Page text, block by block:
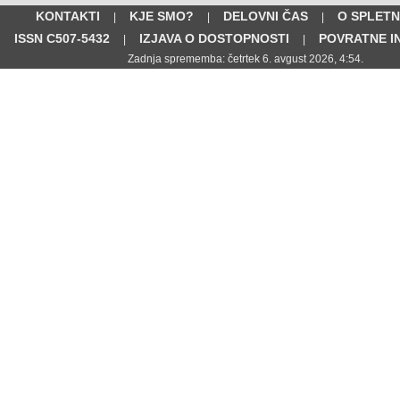
KONTAKTI | KJE SMO? | DELOVNI ČAS |
O
ISSN C507-5432
| IZJAVA O DOSTOPNOSTI | POVRATNE
Zadnja sprememba: četrtek 6. avgust 2026, 4:54.